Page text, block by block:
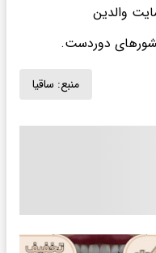
والدین
دوردست.
منبع: ساقیا